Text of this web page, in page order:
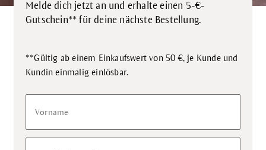
Melde dich jetzt an und erhalte einen 5-€-
Gutschein** für deine nächste Bestellung.
**Gültig ab einem Einkaufswert von 50 €, je Kunde und
Kundin einmalig einlösbar.
Vorname